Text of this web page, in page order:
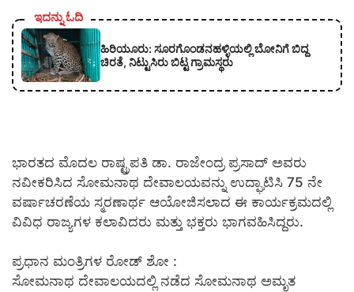
ಇದನ್ನು ಓದಿ
ಹಿರಿಯೂರು: ಸೂರಗೊಂಡನಹಳ್ಳಿಯಲ್ಲಿ ಬೋನಿಗೆ ಬಿದ್ದ
ಚಿರತೆ, ನಿಟ್ಟುಸಿರು ಬಿಟ್ಟ ಗ್ರಾಮಸ್ಥರು
ಭಾರತದ ಮೊದಲ ರಾಷ್ಟ್ರಪತಿ ಡಾ. ರಾಜೇಂದ್ರ ಪ್ರಸಾದ್ ಅವರು
ನವೀಕರಿಸಿದ ಸೋಮನಾಥ ದೇವಾಲಯವನ್ನು ಉದ್ಘಾಟಿಸಿ 75 ನೇ
ವರ್ಷಾಚರಣೆಯ ಸ್ಮರಣಾರ್ಥ ಆಯೋಜಿಸಲಾದ ಈ ಕಾರ್ಯಕ್ರಮದಲ್ಲಿ
ವಿವಿಧ ರಾಜ್ಯಗಳ ಕಲಾವಿದರು ಮತ್ತು ಭಕ್ತರು ಭಾಗವಹಿಸಿದ್ದರು.
ಪ್ರಧಾನ ಮಂತ್ರಿಗಳ ರೋಡ್ ಶೋ :
ಸೋಮನಾಥ ದೇವಾಲಯದಲ್ಲಿ ನಡೆದ ಸೋಮನಾಥ ಅಮೃತ